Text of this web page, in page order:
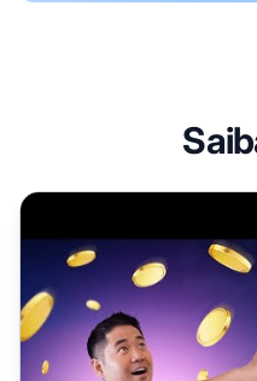
Desenhando uma